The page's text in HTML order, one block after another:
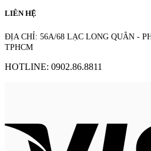
LIÊN HỆ
ĐỊA CHỈ: 56A/68 LẠC LONG QUÂN -
TPHCM
HOTLINE: 0902.86.8811